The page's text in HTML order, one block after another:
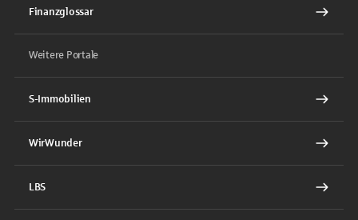
Finanzglossar
Weitere Portale
S-Immobilien
WirWunder
LBS